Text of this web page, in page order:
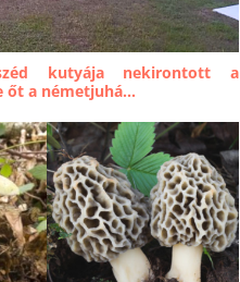
kutyája nekirontott a
őt a németjuhá...